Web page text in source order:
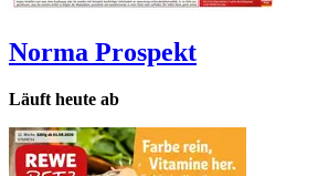
Norma Prospekt
Läuft heute ab